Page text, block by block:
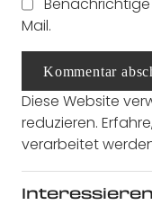
Mail.
Kommentar
Diese Website
reduzieren.
verarbeitet